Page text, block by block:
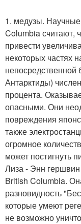
1. медузы.
Columbia считают,
привести
некоторых частях
непосредственной
Антарктиды)
процента.
опасными. Они
повреждения
также
огромное
может постигнуть
Лиза - Энн
British Columbia.
разновидность
которые умеют
не возможно